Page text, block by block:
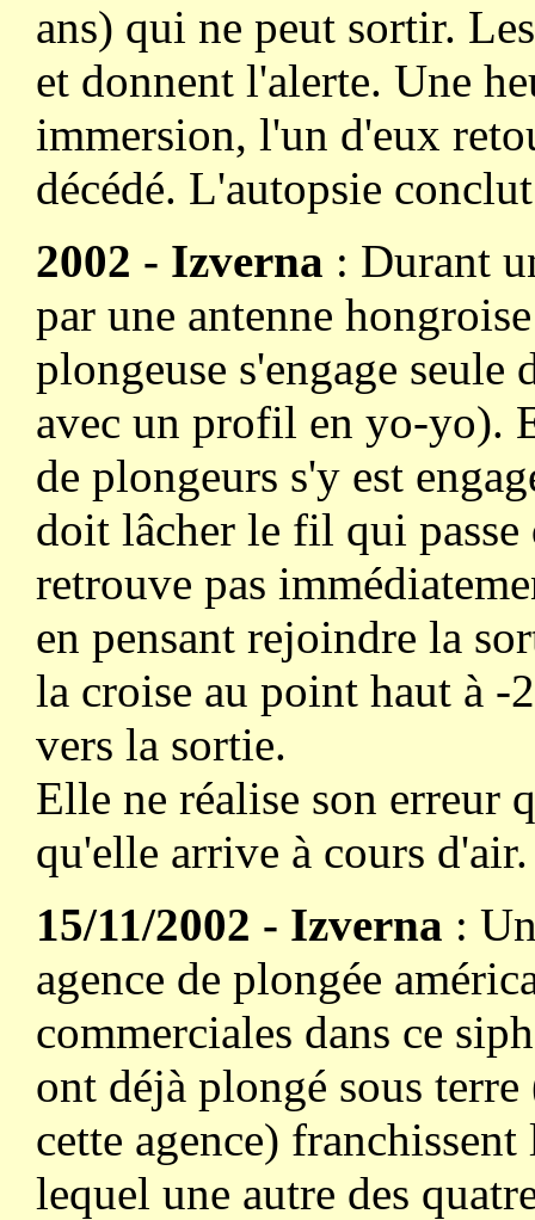
ans) qui ne peut sortir.
et donnent l'alerte. Une
immersion, l'un d'eux
décédé. L'autopsie
2002 - Izverna : Durant
par une antenne
plongeuse s'engage
avec un profil en yo-yo).
de plongeurs s'y est
doit lâcher le fil qui passe
retrouve pas
en pensant rejoindre la
la croise au point haut à -
vers la sortie.
Elle ne réalise son erreur
qu'elle arrive à cours d'air.
15/11/2002 - Izverna :
agence de plongée
commerciales dans ce
ont déjà plongé sous
cette agence)
lequel une autre des